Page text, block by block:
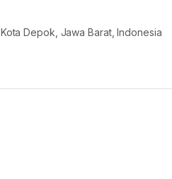
Depok, Jawa Barat, Indonesia